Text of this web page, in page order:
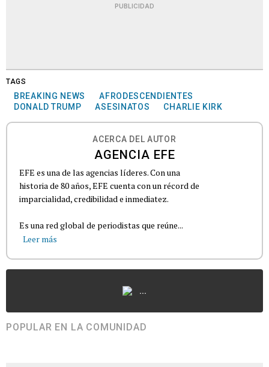
PUBLICIDAD
TAGS
BREAKING NEWS
AFRODESCENDIENTES
DONALD TRUMP
ASESINATOS CHARLIE KIRK
ACERCA DEL AUTOR
AGENCIA EFE
EFE es una de las agencias líderes. Con una
historia de 80 años, EFE cuenta con un récord de
imparcialidad, credibilidad e inmediatez.
Es una red global de periodistas que reúne...
Leer más
...
POPULAR EN LA COMUNIDAD